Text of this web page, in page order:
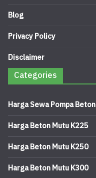
Blog
Privacy Policy
Disclaimer
Categories
Harga Sewa Pompa Beton
Harga Beton Mutu K225
Harga Beton Mutu K250
Harga Beton Mutu K300